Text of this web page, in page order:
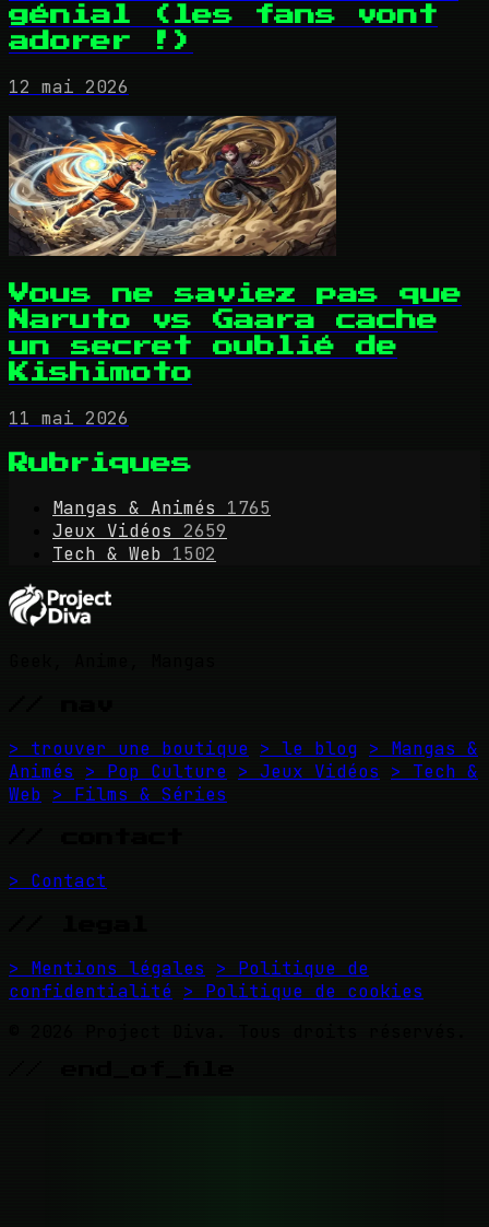
génial (les fans vont
adorer !)
12 mai 2026
Vous ne saviez pas que
Naruto vs Gaara cache
un secret oublié de
Kishimoto
11 mai 2026
Rubriques
Mangas & Animés
1765
Jeux Vidéos
2659
Tech & Web 1502
> trouver une boutique > le blog > Mangas &
Animés
> Pop Culture > Jeux Vidéos
> Tech &
Web > Films & Séries
> Contact
> Mentions légales
> Politique de
confidentialité > Politique de cookies